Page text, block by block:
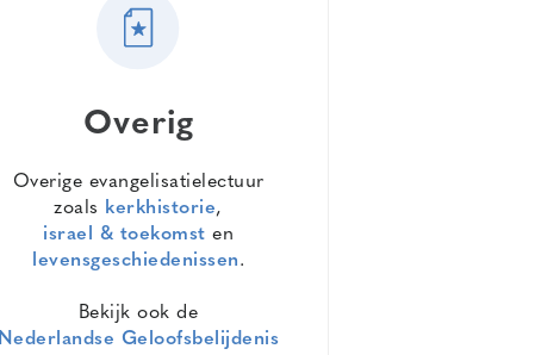
Overig
Overige evangelisatielectuur
zoals
kerkhistorie,
israel & toekomst en
levensgeschiedenissen.
Bekijk ook de
Nederlandse Geloofsbelijdenis